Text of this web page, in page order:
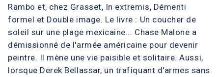
Rambo et, chez Grasset, In extremis, Démenti
formel et Double image. Le livre : Un coucher de
soleil sur une plage mexicaine... Chase Malone a
démissionné de l'armée américaine pour devenir
peintre. Il mène une vie paisible et solitaire. Aussi,
lorsque Derek Bellassar, un trafiquant d'armes sans